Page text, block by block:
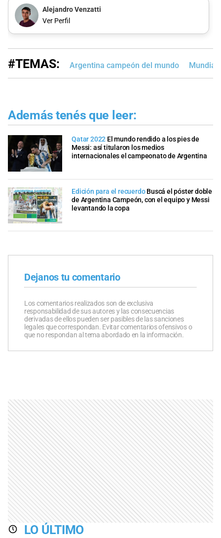
Alejandro Venzatti
Ver Perfil
#TEMAS: Argentina campeón del mundo Mundial
Además tenés que leer:
Qatar 2022 El mundo rendido a los pies de
Messi: así titularon los medios
internacionales el campeonato de Argentina
Edición para el recuerdo Buscá el póster doble
de Argentina Campeón, con el equipo y Messi
levantando la copa
Dejanos tu comentario
Los comentarios realizados son de exclusiva
responsabilidad de sus autores y las consecuencias
derivadas de ellos pueden ser pasibles de las sanciones
legales que correspondan. Evitar comentarios ofensivos o
que no respondan al tema abordado en la información.
LO ÚLTIMO